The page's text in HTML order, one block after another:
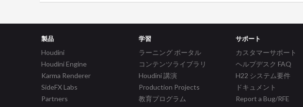
製品
Houdini
Houdini Engine
Karma Renderer
SideFX Labs
Partners
学習
ラーニング ポータル
コンテンツライブラリ
Houdini 講演
Production Projects
教育プログラム
サポート
カスタマーサポート
ヘルプデスク FAQ
H22 システム要件
ドキュメント
Report a Bug/RFE